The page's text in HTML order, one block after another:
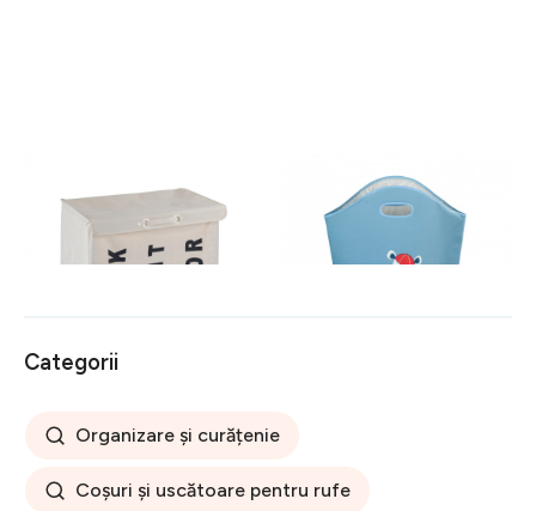
Cos pentru rufe cu 3
compartimente, mobil, Trivo
Beige, Wenko,
poliester/poliamida, 116 l,
Cos pentru depozitare Kids
Gerry, Wenko, 24 L,
poliester/polipropilena, bleu
Categorii
Organizare și curățenie
Coșuri și uscătoare pentru rufe